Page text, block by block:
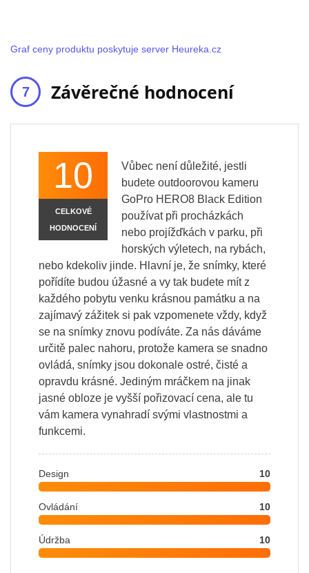
Graf ceny produktu poskytuje server Heureka.cz
Závěrečné hodnocení
10
CELKOVÉ
HODNOCENÍ
Vůbec není důležité, jestli
budete outdoorovou kameru
GoPro HERO8 Black Edition
používat při procházkách
nebo projížďkách v parku, při
horských výletech, na rybách,
nebo kdekoliv jinde. Hlavní je, že snímky, které
pořídíte budou úžasné a vy tak budete mít z
každého pobytu venku krásnou památku a na
zajímavý zážitek si pak vzpomenete vždy, když
se na snímky znovu podíváte. Za nás dáváme
určitě palec nahoru, protože kamera se snadno
ovládá, snímky jsou dokonale ostré, čisté a
opravdu krásné. Jediným mráčkem na jinak
jasné obloze je vyšší pořizovací cena, ale tu
vám kamera vynahradí svými vlastnostmi a
funkcemi.
Design 10
Ovládání 10
Údržba 10